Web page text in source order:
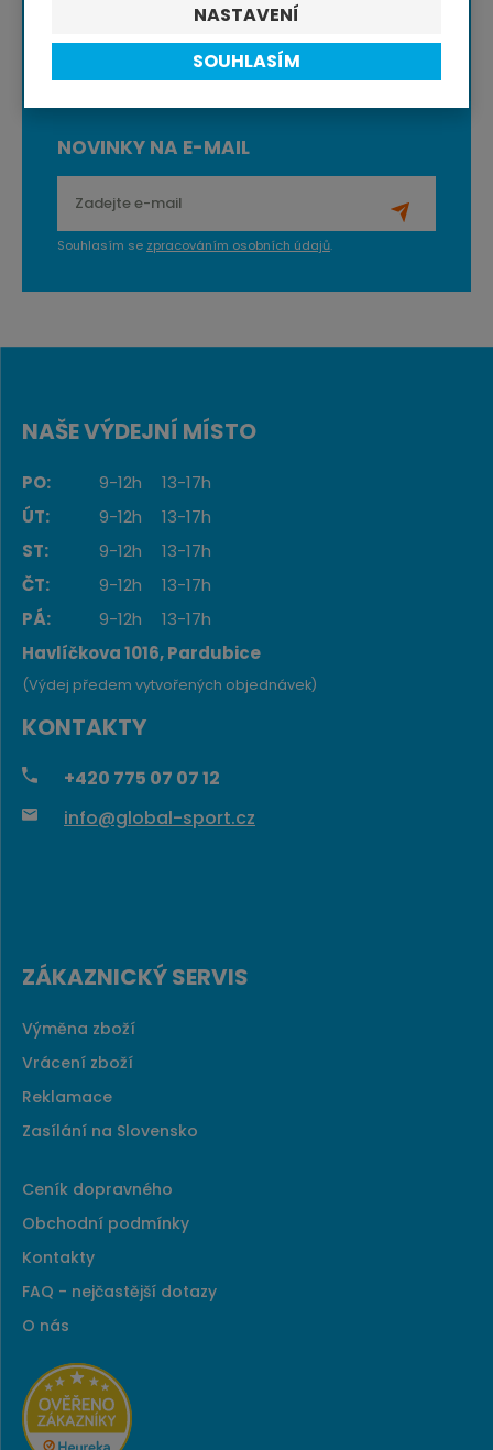
NASTAVENÍ
SOUHLASÍM
Jednou za časdárek
nebo doprava zdarma
NOVINKY NA E-MAIL
Souhlasím se zpracováním osobních údajů.
NAŠE VÝDEJNÍ MÍSTO
PO: 9-12h
13-17h
ÚT:
9-12h
13-17h
ST:
9-12h
13-17h
ČT:
9-12h
13-17h
PÁ:
9-12h
13-17h
Havlíčkova 1016, Pardubice
KONTAKTY
+420 775 07 07 12
info@global-sport.cz
(Výdej předem vytvořených objednávek)
ZÁKAZNICKÝ SERVIS
Výměna zboží
Vrácení zboží
Reklamace
Zasílání na Slovensko
Ceník dopravného
Obchodní podmínky
Kontakty
FAQ - nejčastější dotazy
O nás